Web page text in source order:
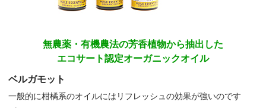
無農薬・有機農法の芳香植物から抽出した
エコサート認定オーガニックオイル
ベルガモット
一般的に柑橘系のオイルにはリフレッシュの効果が強いのです